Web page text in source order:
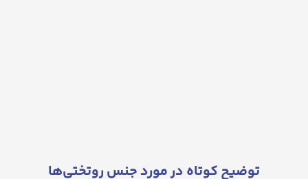
توضیح کوتاه در مورد جنس روتختی‌ها